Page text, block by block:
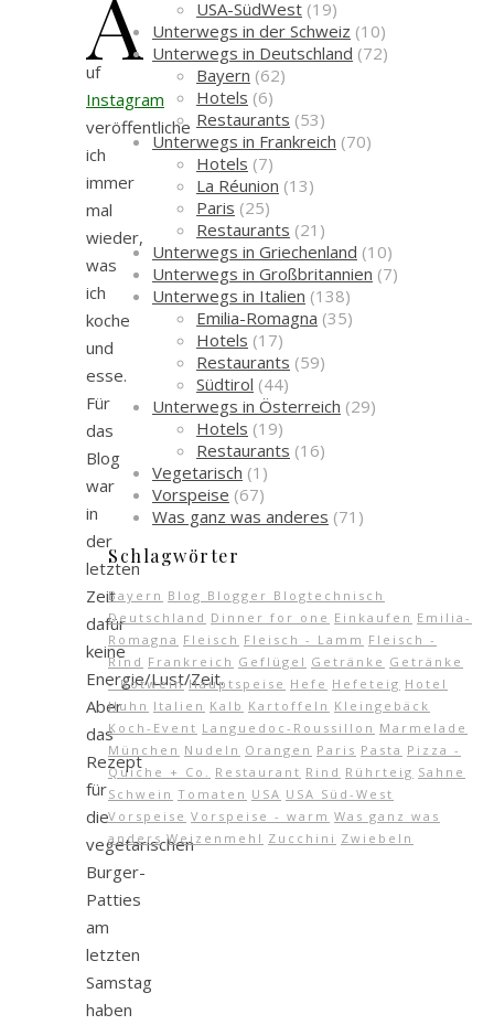
uf
Instagram
veröffentliche
ich
immer
mal
wieder,
was
ich
koche
und
esse.
Für
das
Blog
war
in
der
letzten
Zeit
dafür
keine
Energie/Lust/Zeit.
Aber
das
Rezept
für
die
vegetarischen
Burger-
Patties
am
letzten
Samstag
haben
USA-SüdWest (19)
Unterwegs in der Schweiz (10)
Unterwegs in Deutschland (72)
Bayern (62)
Hotels (6)
Restaurants (53)
Unterwegs in Frankreich (70)
Hotels (7)
La Réunion (13)
Paris (25)
Restaurants (21)
Unterwegs in Griechenland (10)
Unterwegs in Großbritannien (7)
Unterwegs in Italien (138)
Emilia-Romagna (35)
Hotels (17)
Restaurants (59)
Südtirol (44)
Unterwegs in Österreich (29)
Hotels (19)
Restaurants (16)
Vegetarisch (1)
Vorspeise (67)
Was ganz was anderes (71)
Schlagwörter
Bayern Blog Blogger Blogtechnisch
Deutschland Dinner for one Einkaufen Emilia-
Romagna Fleisch Fleisch - Lamm Fleisch -
Rind Frankreich Geflügel Getränke Getränke
- Rotwein Hauptspeise Hefe Hefeteig Hotel
Huhn Italien Kalb Kartoffeln Kleingebäck
Koch-Event Languedoc-Roussillon Marmelade
München Nudeln Orangen Paris Pasta Pizza -
Quiche + Co.
Restaurant Rind Rührteig Sahne
Schwein Tomaten USA USA Süd-West
Vorspeise Vorspeise - warm Was ganz was
anders Weizenmehl Zucchini Zwiebeln